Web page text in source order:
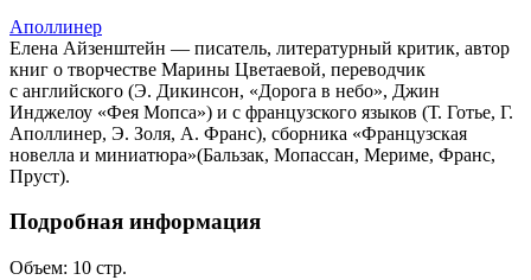
Аполлинер
Елена Айзенштейн — писатель, литературный критик, автор
книг о творчестве Марины Цветаевой, переводчик
с английского (Э. Дикинсон, «Дорога в небо», Джин
Инджелоу «Фея Мопса») и с французского языков (Т. Готье, Г.
Аполлинер, Э. Золя, А. Франс), сборника «Французская
новелла и миниатюра»(Бальзак, Мопассан, Мериме, Франс,
Пруст).
Подробная информация
Объем: 10 стр.